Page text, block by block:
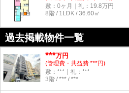
敷：0ヶ月｜礼：19.8万円
8階 / 1LDK / 36.60㎡
過去掲載物件一覧
***万円
(管理費・共益費 ***円)
敷：***｜礼：***
3階 / *** / ***